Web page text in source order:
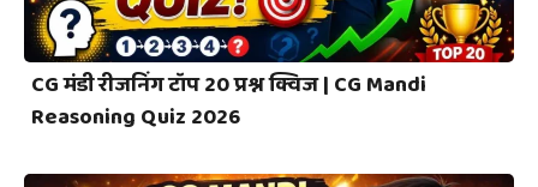
CG मंडी रीजनिंग टॉप 20 प्रश्न क्विज | CG Mandi
Reasoning Quiz 2026